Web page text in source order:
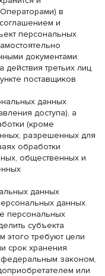
в
и
персональных
документами.
действия третьих лиц,
поставщиков
данных
доступа), а
(кроме
разрешенных для
обработки
общественных и
данных
данных.
персональных
субъекта
требуют цели
срок хранения
законом,
или